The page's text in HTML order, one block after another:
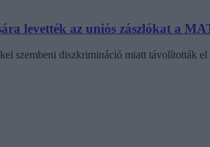
levették az uniós zászlókat a
szembeni diszkrimináció miatt távolították el